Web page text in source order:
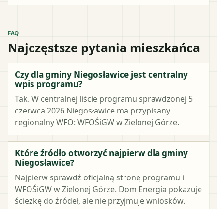
FAQ
Najczęstsze pytania mieszkańca
Czy dla gminy Niegosławice jest centralny
wpis programu?
Tak. W centralnej liście programu sprawdzonej 5
czerwca 2026 Niegosławice ma przypisany
regionalny WFO: WFOŚiGW w Zielonej Górze.
Które źródło otworzyć najpierw dla gminy
Niegosławice?
Najpierw sprawdź oficjalną stronę programu i
WFOŚiGW w Zielonej Górze. Dom Energia pokazuje
ścieżkę do źródeł, ale nie przyjmuje wniosków.